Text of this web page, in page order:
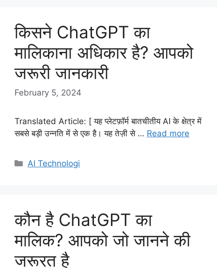
किसने ChatGPT का
मालिकाना अधिकार है? आपको
जरूरी जानकारी
February 5, 2024
Translated Article: [ यह प्लेटफ़ॉर्म बातचीतीय AI के क्षेत्र में
सबसे बड़ी उन्नति में से एक है। यह तेज़ी से … Read more
Categories
AI Technologi
कौन है ChatGPT का
मालिक? आपको जो जानने की
जरूरत है